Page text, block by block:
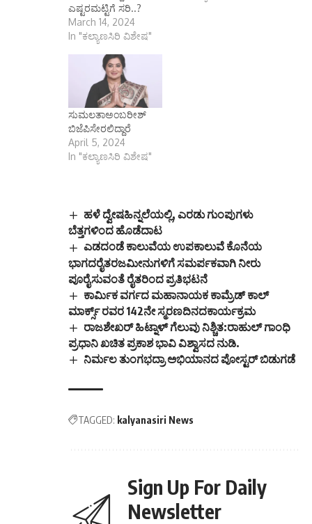
ಎಷ್ಟರಮಟ್ಟಿಗೆ ಸರಿ..?
March 14, 2024
In "ಕಲ್ಯಾಣಸಿರಿ ವಿಶೇಷ"
ಸುಮಲತಾಅಂಬರೀಶ್
ಬಿಜೆಪಿಸೇರಲಿದ್ದಾರೆ
April 5, 2024
In "ಕಲ್ಯಾಣಸಿರಿ ವಿಶೇಷ"
ಹಳೆ ದ್ವೇಷಹಿನ್ನಲೆಯಲ್ಲಿ, ಎರಡು ಗುಂಪುಗಳು
ಬೆತ್ತಗಳಿಂದ ಹೊಡೆದಾಟ
ಎಡದಂಡೆ ಕಾಲುವೆಯ ಉಪಕಾಲುವೆ ಕೊನೆಯ
ಭಾಗದರೈತರಜಮೀನುಗಳಿಗೆ ಸಮರ್ಪಕವಾಗಿ ನೀರು
ಪೂರೈಸುವಂತೆ ರೈತರಿಂದ ಪ್ರತಿಭಟನೆ
ಕಾರ್ಮಿಕ ವರ್ಗದ ಮಹಾನಾಯಕ ಕಾಮ್ರೆಡ್ ಕಾಲ್
ಮಾರ್ಕ್ಸ್ ರವರ 142ನೇ ಸ್ಮರಣದಿನದಕಾರ್ಯಕ್ರಮ
ರಾಜಶೇಖರ್ ಹಿಟ್ನಾಳ್ ಗೆಲುವು ನಿಶ್ಚಿತ:ರಾಹುಲ್ ಗಾಂಧಿ
ಪ್ರಧಾನಿ ಖಚಿತ ಪ್ರಕಾಶ ಭಾವಿ ವಿಶ್ವಾಸದ ನುಡಿ.
ನಿರ್ಮಲ ತುಂಗಭದ್ರಾ ಅಭಿಯಾನದ ಪೋಸ್ಟರ್ ಬಿಡುಗಡೆ
TAGGED: kalyanasiri News
Sign Up For Daily
Newsletter